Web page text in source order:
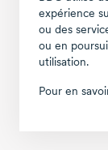
expérience
ou des
ou en
utilisation.
Pour en